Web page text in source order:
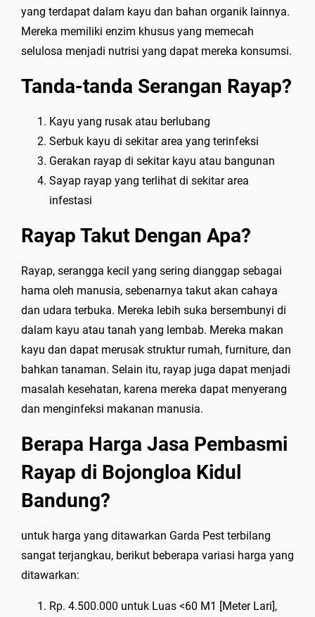
yang terdapat dalam kayu dan bahan organik lainnya.
Mereka memiliki enzim khusus yang memecah
selulosa menjadi nutrisi yang dapat mereka konsumsi.
Tanda-tanda Serangan Rayap?
Kayu yang rusak atau berlubang
Serbuk kayu di sekitar area yang terinfeksi
Gerakan rayap di sekitar kayu atau bangunan
Sayap rayap yang terlihat di sekitar area
infestasi
Rayap Takut Dengan Apa?
Rayap, serangga kecil yang sering dianggap sebagai
hama oleh manusia, sebenarnya takut akan cahaya
dan udara terbuka. Mereka lebih suka bersembunyi di
dalam kayu atau tanah yang lembab. Mereka makan
kayu dan dapat merusak struktur rumah, furniture, dan
bahkan tanaman. Selain itu, rayap juga dapat menjadi
masalah kesehatan, karena mereka dapat menyerang
dan menginfeksi makanan manusia.
Berapa Harga Jasa Pembasmi
Rayap di Bojongloa Kidul
Bandung?
untuk harga yang ditawarkan Garda Pest terbilang
sangat terjangkau, berikut beberapa variasi harga yang
ditawarkan:
Rp. 4.500.000 untuk Luas <60 M1 [Meter Lari],